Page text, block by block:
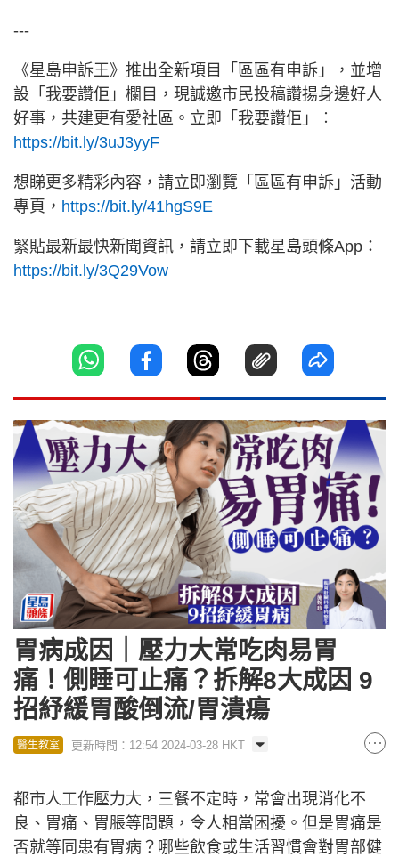
---
《星島申訴王》推出全新項目「區區有申訴」，並增
設「我要讚佢」欄目，現誠邀市民投稿讚揚身邊好人
好事，共建更有愛社區。立即「我要讚佢」︰
https://bit.ly/3uJ3yyF
想睇更多精彩內容，請立即瀏覽「區區有申訴」活動
專頁， https://bit.ly/41hgS9E
緊貼最新最快新聞資訊，請立即下載星島頭條App：
https://bit.ly/3Q29Vow
胃病成因｜壓力大常吃肉易胃
痛！側睡可止痛？拆解8大成因 9
招紓緩胃酸倒流/胃潰瘍
醫生教室 更新時間：12:54 2024-03-28 HKT
都市人工作壓力大，三餐不定時，常會出現消化不
良、胃痛、胃脹等問題，令人相當困擾。但是胃痛是
否就等同患有胃病？哪些飲食或生活習慣會對胃部健